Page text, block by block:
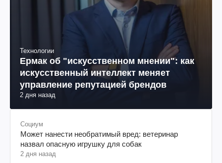
Технологии
Ермак об "искусственном мнении": как
искусственный интеллект меняет
управление репутацией брендов
2 дня назад
Социум
Может нанести необратимый вред: ветеринар
назвал опасную игрушку для собак
2 дня назад